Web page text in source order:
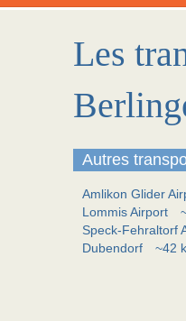
Les
Autres
Amlikon Glider
Lommis Airport
Speck-Fehraltorf
Dubendorf
~42